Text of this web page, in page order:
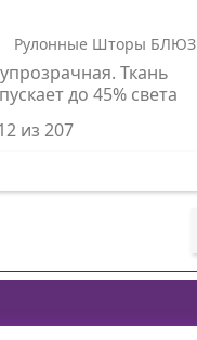
Рулонные Шторы БЛЮЗ
Ткань
до 45% света
БЛЮЗ
0225
белый
из 207